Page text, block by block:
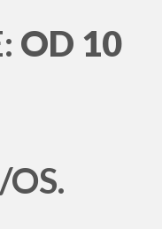
OD 10